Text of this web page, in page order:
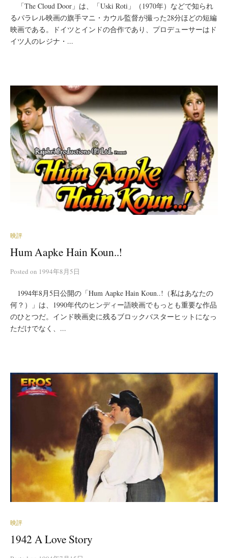
「The Cloud Door」は、「Uski Roti」（1970年）などで知られ
るパラレル映画の旗手マニ・カウル監督が撮った28分ほどの短編
映画である。ドイツとインドの合作であり、プロデューサーはド
イツ人のレジナ・...
映評
Hum Aapke Hain Koun..!
Posted on 1994年8月5日
1994年8月5日公開の「Hum Aapke Hain Koun..!（私はあなたの
何？）」は、1990年代のヒンディー語映画でもっとも重要な作品
のひとつだ。インド映画史に残るブロックバスターヒットになっ
ただけでなく、...
映評
1942 A Love Story